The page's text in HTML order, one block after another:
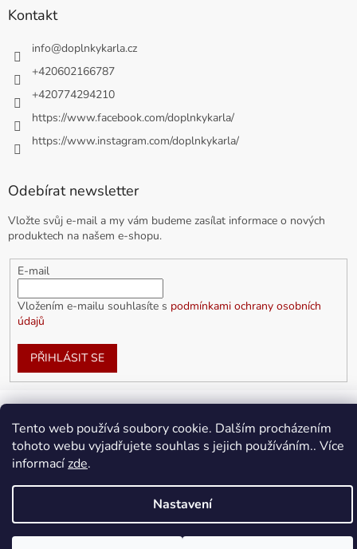
Tento web používá soubory cookie. Dalším procházením
tohoto webu vyjadřujete souhlas s jejich používáním.. Více
informacízde.
Nastavení
Kontakt
info@doplnkykarla.cz
+420602166787
+420774294210
https://www.facebook.com/doplnkykarla/
https://www.instagram.com/doplnkykarla/
Odebírat newsletter
Vložte svůj e-mail a my vám budeme zasílat informace o nových
produktech na našem e-shopu.
E-mail
Vložením e-mailu souhlasíte s podmínkami ochrany osobních
údajů
PŘIHLÁSIT SE
Vytvořil Shoptet